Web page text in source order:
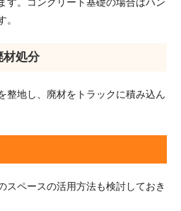
。
材処分
整地し、廃材をトラックに積み込ん
スペースの活用方法も検討しておき